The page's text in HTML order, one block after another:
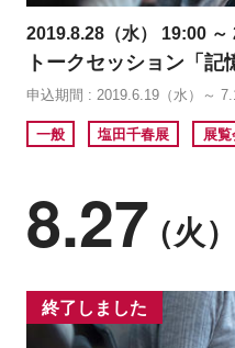
2019.8.28（水） 19:00 ～
トークセッション「記
申込期間 : 2019.6.19（水）～
一般 塩田千春展 展
8.27（火）
終了しました